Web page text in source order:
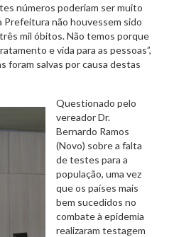
números poderiam ser muito
Prefeitura não houvessem sido
mil óbitos. Não temos porque
e vida para as pessoas”,
foram salvas por causa destas
Questionado pelo
vereador Dr.
Bernardo Ramos
(Novo) sobre a falta
de testes para a
população, uma vez
que os países mais
bem sucedidos no
combate à epidemia
realizaram testagem